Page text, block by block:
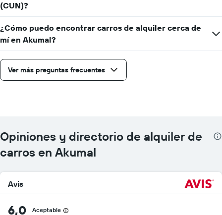
(CUN)?
¿Cómo puedo encontrar carros de alquiler cerca de
mí en Akumal?
Ver más preguntas frecuentes
Opiniones y directorio de alquiler de
carros en Akumal
Avis
6,0 Aceptable